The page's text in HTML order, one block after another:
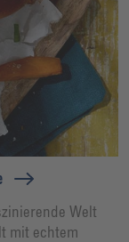
Welt
mit echtem